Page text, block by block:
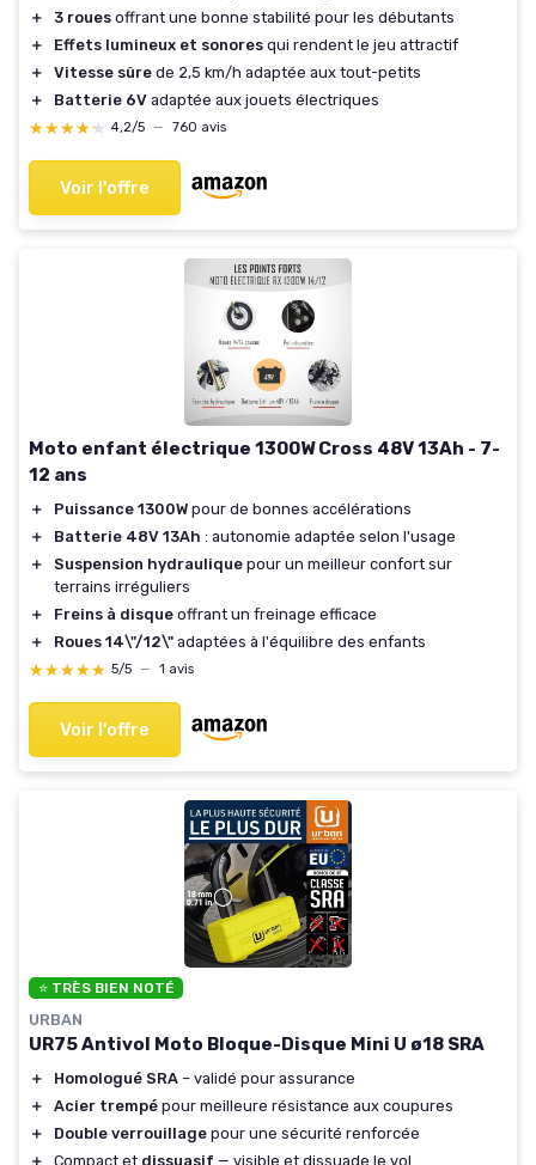
＋
3 roues offrant une bonne stabilité pour les débutants
＋
Effets lumineux et sonores qui rendent le jeu attractif
＋
Vitesse sûre de 2,5 km/h adaptée aux tout-petits
＋
Batterie 6V adaptée aux jouets électriques
★★★★★
★★★★★ 4,2/5 — 760 avis
Voir l'offre
Moto enfant électrique 1300W Cross 48V 13Ah - 7-
12 ans
＋ Puissance 1300W pour de bonnes accélérations
＋
Batterie 48V 13Ah : autonomie adaptée selon l'usage
＋
Suspension hydraulique pour un meilleur confort sur
terrains irréguliers
＋
Freins à disque offrant un freinage efficace
＋
Roues 14\"/12\" adaptées à l'équilibre des enfants
★★★★★
★★★★★ 5/5 — 1 avis
Voir l'offre
⭐ TRÈS BIEN NOTÉ
URBAN
UR75 Antivol Moto Bloque-Disque Mini U ø18 SRA
＋ Homologué SRA – validé pour assurance
＋
Acier trempé pour meilleure résistance aux coupures
＋
Double verrouillage pour une sécurité renforcée
＋
Compact et dissuasif — visible et dissuade le vol